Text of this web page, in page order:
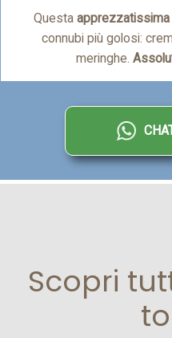
Questa apprezzatissima
connubi più golosi:
meringhe.
Scopri